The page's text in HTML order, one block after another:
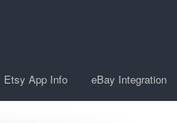
Etsy App Info eBay Integration